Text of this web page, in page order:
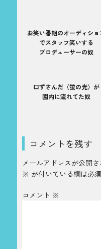
お笑い番組のオーディショ
でスタッフ笑いする
プロデューサーの奴
口ずさんだ〈蛍の光〉が
園内に流れてた奴
コメントを残す
メールアドレスが公開
※ が付いている欄は必
コメント ※